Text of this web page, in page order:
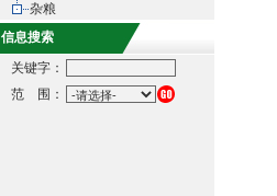
杂粮
信息搜索
关键字：
范 围：